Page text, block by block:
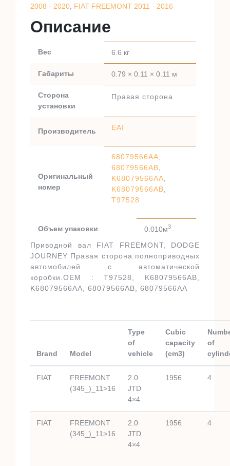
2008 - 2020 FIAT FREEMONT 2011 - 2016
Описание
Вес 6.6 кг
Габариты 0.79 × 0.11 × 0.11 м
Сторона
установки
Правая сторона
Производитель EAI
Оригинальный
номер
68079566AA
68079566AB
K68079566AA
K68079566AB
T97528
Объем упаковки 0.010м3
Приводной вал FIAT FREEMONT, DODGE
JOURNEY Правая сторона полноприводных
автомобилей с автоматической
коробки.OEM : T97528, K68079566AB,
K68079566AA, 68079566AB, 68079566AA
Brand Model
Type
of
vehicle
Cubic
capacity
(cm3)
of
FIAT
FREEMONT
(345_)_11>16
2.0
JTD
4×4
1956 4
FIAT
FREEMONT
(345_)_11>16
2.0
JTD
4×4
1956 4